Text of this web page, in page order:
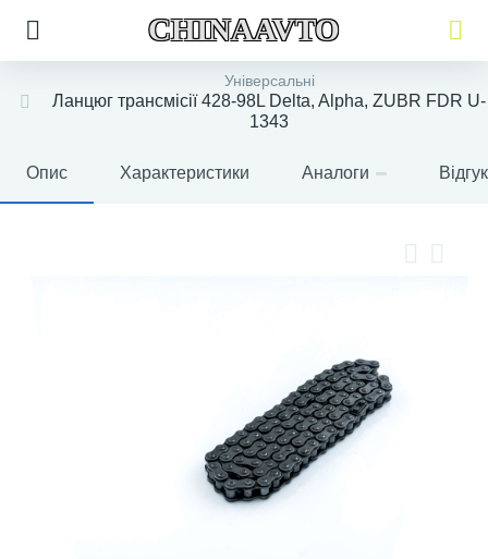
CHINAAVTO
Універсальні
Ланцюг трансмісії 428-98L Delta, Alpha, ZUBR FDR U-
1343
Опис Характеристики Аналоги